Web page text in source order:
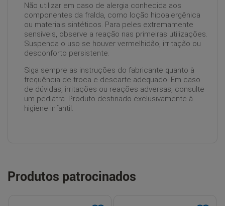
Não utilizar em caso de alergia conhecida aos
componentes da fralda, como loção hipoalergênica
ou materiais sintéticos. Para peles extremamente
sensíveis, observe a reação nas primeiras utilizações.
Suspenda o uso se houver vermelhidão, irritação ou
desconforto persistente.
Siga sempre as instruções do fabricante quanto à
frequência de troca e descarte adequado. Em caso
de dúvidas, irritações ou reações adversas, consulte
um pediatra. Produto destinado exclusivamente à
higiene infantil.
Produtos patrocinados